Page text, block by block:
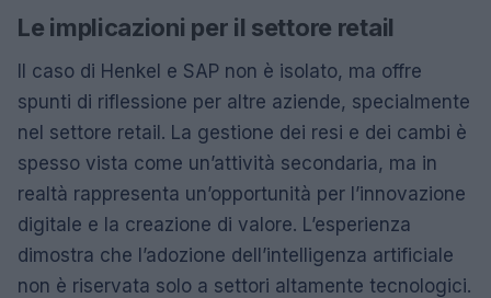
Le implicazioni per il settore retail
Il caso di Henkel e SAP non è isolato, ma offre
spunti di riflessione per altre aziende, specialmente
nel settore retail. La gestione dei resi e dei cambi è
spesso vista come un’attività secondaria, ma in
realtà rappresenta un’opportunità per l’innovazione
digitale e la creazione di valore. L’esperienza
dimostra che l’adozione dell’intelligenza artificiale
non è riservata solo a settori altamente tecnologici.